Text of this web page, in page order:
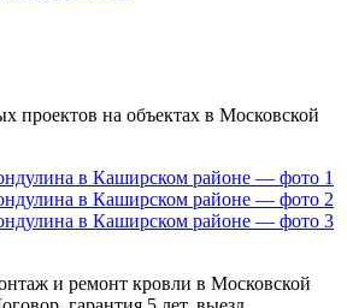
на объектах в Московской
и ремонт кровли в Московской